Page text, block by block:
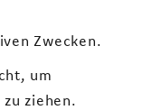
Zwecken.
um
ziehen.